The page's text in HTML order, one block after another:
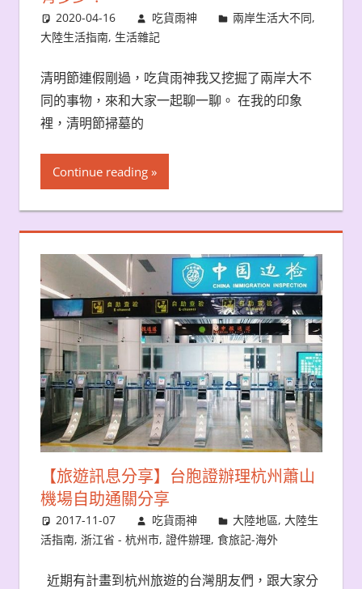
2020-04-16 吃貨雨神 兩岸生活大不同,
大陸生活指南, 生活雜記
清明節連假剛過，吃貨雨神我又挖掘了兩岸大不
同的事物，來和大家一起聊一聊。 在我的印象
裡，清明節掃墓的
Continue reading
【旅遊訊息分享】台胞證辦理杭州蕭山
機場自助通關分享
2017-11-07 吃貨雨神 大陸地區,大陸生
活指南, 浙江省 - 杭州市, 證件辦理, 食旅記-海外
近期有計畫到杭州旅遊的台灣朋友們，跟大家分